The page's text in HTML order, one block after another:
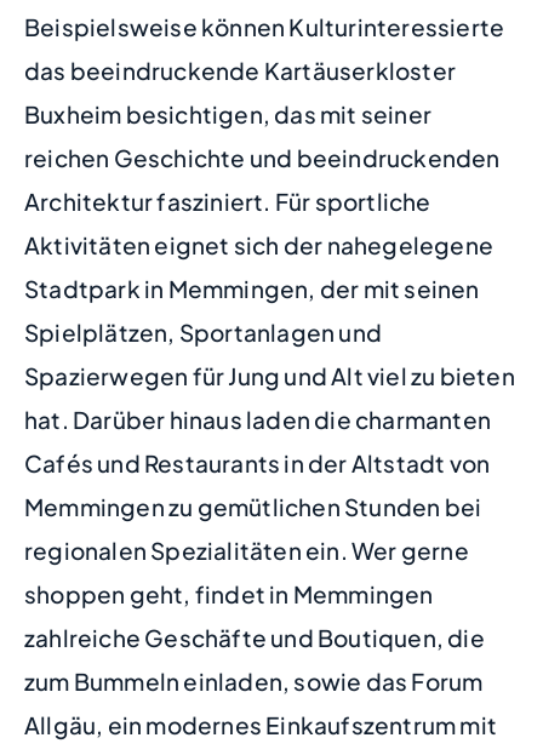
Beispielsweise können Kulturinteressierte
das beeindruckende Kartäuserkloster
Buxheim besichtigen, das mit seiner
reichen Geschichte und beeindruckenden
Architektur fasziniert. Für sportliche
Aktivitäten eignet sich der nahegelegene
Stadtpark in Memmingen, der mit seinen
Spielplätzen, Sportanlagen und
Spazierwegen für Jung und Alt viel zu bieten
hat. Darüber hinaus laden die charmanten
Cafés und Restaurants in der Altstadt von
Memmingen zu gemütlichen Stunden bei
regionalen Spezialitäten ein. Wer gerne
shoppen geht, findet in Memmingen
zahlreiche Geschäfte und Boutiquen, die
zum Bummeln einladen, sowie das Forum
Allgäu, ein modernes Einkaufszentrum mit